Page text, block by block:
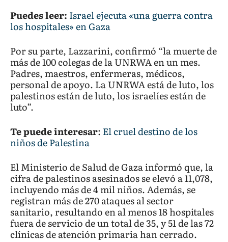
Puedes leer: Israel ejecuta «una guerra contra
los hospitales» en Gaza
Por su parte, Lazzarini, confirmó “la muerte de
más de 100 colegas de la UNRWA en un mes.
Padres, maestros, enfermeras, médicos,
personal de apoyo. La UNRWA está de luto, los
palestinos están de luto, los israelíes están de
luto”.
Te puede interesar: El cruel destino de los
niños de Palestina
El Ministerio de Salud de Gaza informó que, la
cifra de palestinos asesinados se elevó a 11,078,
incluyendo más de 4 mil niños. Además, se
registran más de 270 ataques al sector
sanitario, resultando en al menos 18 hospitales
fuera de servicio de un total de 35, y 51 de las 72
clínicas de atención primaria han cerrado.